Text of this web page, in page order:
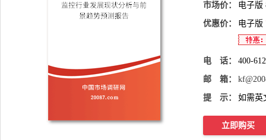
市场价： 电子版
优惠价： 电子版
电 话： 400-
邮 箱：
提 示： 如需英
立即购买